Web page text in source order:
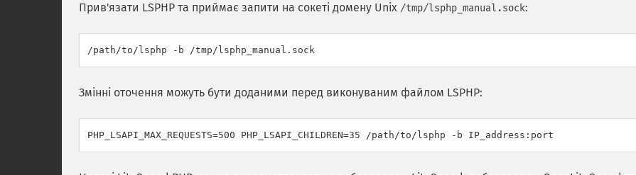
Прив'язати LSPHP та приймає запити на сокеті домену Unix /tmp/lsphp_manual.sock:
Змінні оточення можуть бути доданими перед виконуваним файлом LSPHP: